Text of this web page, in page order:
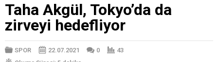
Taha Akgül, Tokyo’da da
zirveyi hedefliyor
SPOR 22.07.2021 0
43